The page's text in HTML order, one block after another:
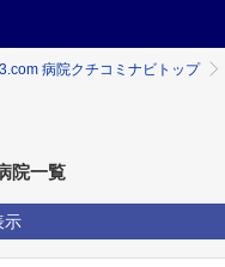
病院クチコミナビトップ
院一覧
示